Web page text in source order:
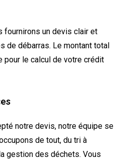
fournirons un devis clair et
de débarras. Le montant total
pour le calcul de votre crédit
notre devis, notre équipe se
de tout, du tri à
gestion des déchets. Vous